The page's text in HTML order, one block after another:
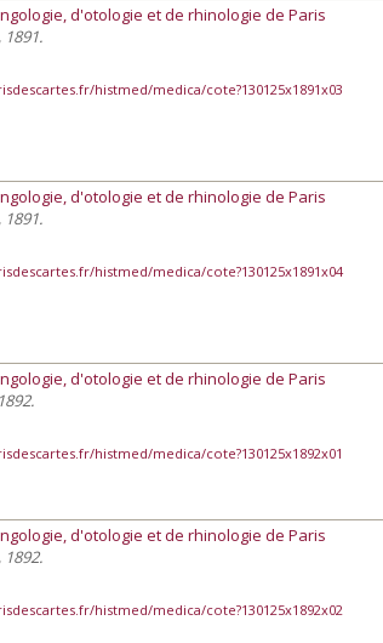
d'otologie et de rhinologie de Paris
1891.
histmed/medica/cote?130125x1891x03
d'otologie et de rhinologie de Paris
1891.
histmed/medica/cote?130125x1891x04
d'otologie et de rhinologie de Paris
histmed/medica/cote?130125x1892x01
d'otologie et de rhinologie de Paris
1892.
histmed/medica/cote?130125x1892x02